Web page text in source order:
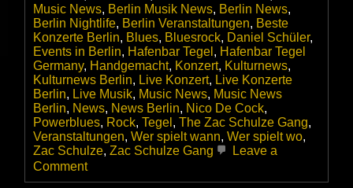
Music News, Berlin Musik News, Berlin News,
Berlin Nightlife, Berlin Veranstaltungen, Beste
Konzerte Berlin, Blues, Bluesrock, Daniel Schüler,
Events in Berlin, Hafenbar Tegel , Hafenbar Tegel
Germany, Handgemacht, Konzert, Kulturnews,
Kulturnews Berlin, Live Konzert, Live Konzerte
Berlin, Live Musik, Music News, Music News
Berlin, News, News Berlin, Nico De Cock,
Powerblues, Rock, Tegel , The Zac Schulze Gang,
Veranstaltungen, Wer spielt wann, Wer spielt wo,
Zac Schulze, Zac Schulze Gang
Leave a
Commenton
Die